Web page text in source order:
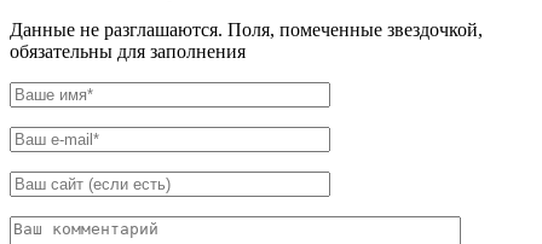
Данные не разглашаются. Поля, помеченные звездочкой,
обязательны для заполнения